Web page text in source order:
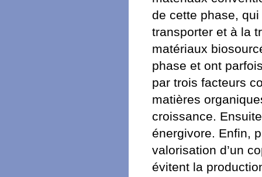
de cette phase,
transporter et à la
matériaux
phase et ont
par trois facteurs
matières
croissance.
énergivore. Enfin,
valorisation d’un
évitent la